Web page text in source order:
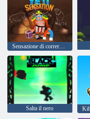
Salta il nero